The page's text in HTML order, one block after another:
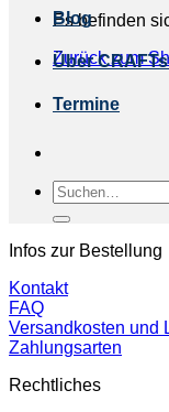
Es befinden
Zurück zum
Blog
Über
Termine
Suchen
nach:
Infos zur Bestellung
Kontakt
FAQ
Versandkosten und
Zahlungsarten
Rechtliches